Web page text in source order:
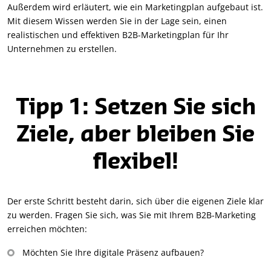
Außerdem wird erläutert, wie ein Marketingplan aufgebaut ist.
Mit diesem Wissen werden Sie in der Lage sein, einen
realistischen und effektiven B2B-Marketingplan für Ihr
Unternehmen zu erstellen.
Tipp 1: Setzen Sie sich
Ziele, aber bleiben Sie
flexibel!
Der erste Schritt besteht darin, sich über die eigenen Ziele klar
zu werden. Fragen Sie sich, was Sie mit Ihrem B2B-Marketing
erreichen möchten:
Möchten Sie Ihre digitale Präsenz aufbauen?